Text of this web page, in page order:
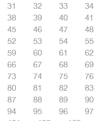
31
32 33 34
38
39 40 41
45
46 47 48
52
53 54 55
59
60 61 62
66
67 68 69
73
74 75 76
80
81 82 83
87
88 89 90
94
95 96 97